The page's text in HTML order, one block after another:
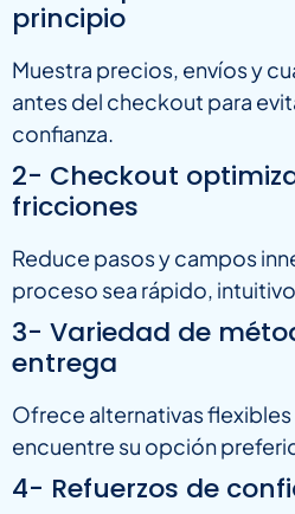
principio
Muestra precios, envíos y
antes del checkout para
confianza.
2- Checkout
fricciones
Reduce pasos y campos
proceso sea rápido,
3- Variedad de
entrega
Ofrece alternativas
encuentre su opción
4- Refuerzos de